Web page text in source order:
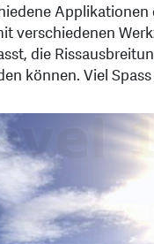
verschiedenen
die
können. Viel